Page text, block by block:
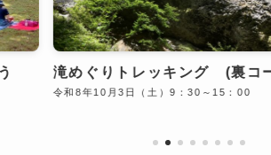
滝めぐりトレッキング (裏コ
令和8年10月3日（土）9：30～15：00